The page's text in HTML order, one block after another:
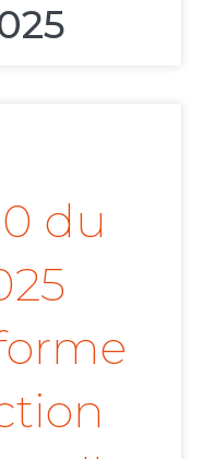
du